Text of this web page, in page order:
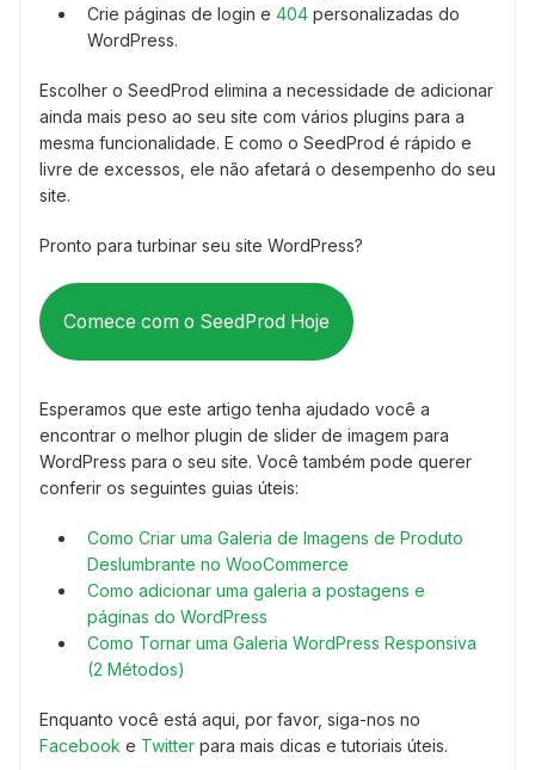
Crie páginas de login e 404 personalizadas do
WordPress.
Escolher o SeedProd elimina a necessidade de adicionar
ainda mais peso ao seu site com vários plugins para a
mesma funcionalidade. E como o SeedProd é rápido e
livre de excessos, ele não afetará o desempenho do seu
site.
Pronto para turbinar seu site WordPress?
Comece com o SeedProd Hoje
Esperamos que este artigo tenha ajudado você a
encontrar o melhor plugin de slider de imagem para
WordPress para o seu site. Você também pode querer
conferir os seguintes guias úteis:
Como Criar uma Galeria de Imagens de Produto
Deslumbrante no WooCommerce
Como adicionar uma galeria a postagens e
páginas do WordPress
Como Tornar uma Galeria WordPress Responsiva
(2 Métodos)
Enquanto você está aqui, por favor, siga-nos no
Facebook e Twitter para mais dicas e tutoriais úteis.